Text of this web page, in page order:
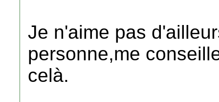
Je n'aime pas
personne,me
celà.